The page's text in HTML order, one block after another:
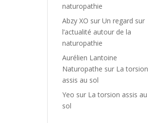
naturopathie
Abzy XO surUn regard sur
l’actualité autour de la
naturopathie
Aurélien Lantoine
Naturopathe sur La torsion
assis au sol
Yeo sur La torsion assis au
sol